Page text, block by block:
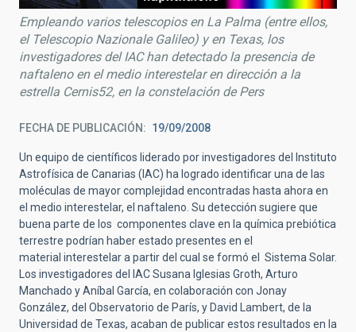
Empleando varios telescopios en La Palma (entre ellos,
el Telescopio Nazionale Galileo) y en Texas, los
investigadores del IAC han detectado la presencia de
naftaleno en el medio interestelar en dirección a la
estrella Cernis52, en la constelación de Pers
FECHA DE PUBLICACIÓN 19/09/2008
Un equipo de científicos liderado por investigadores del Instituto
Astrofísica de Canarias (IAC) ha logrado identificar una de las
moléculas de mayor complejidad encontradas hasta ahora en
el medio interestelar, el naftaleno. Su detección sugiere que
buena parte de los componentes clave en la química prebiótica
terrestre podrían haber estado presentes en el
material interestelar a partir del cual se formó el Sistema Solar.
Los investigadores del IAC Susana Iglesias Groth, Arturo
Manchado y Aníbal García, en colaboración con Jonay
González, del Observatorio de París, y David Lambert, de la
Universidad de Texas, acaban de publicar estos resultados en la